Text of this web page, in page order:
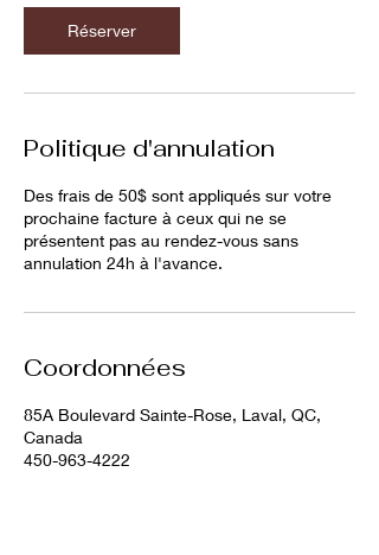
Réserver
Politique d'annulation
Des frais de 50$ sont appliqués sur votre
prochaine facture à ceux qui ne se
présentent pas au rendez-vous sans
annulation 24h à l'avance.
Coordonnées
85A Boulevard Sainte-Rose, Laval, QC,
Canada
450-963-4222